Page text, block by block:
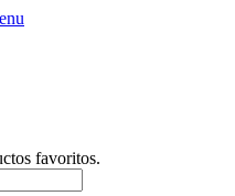
favoritos.